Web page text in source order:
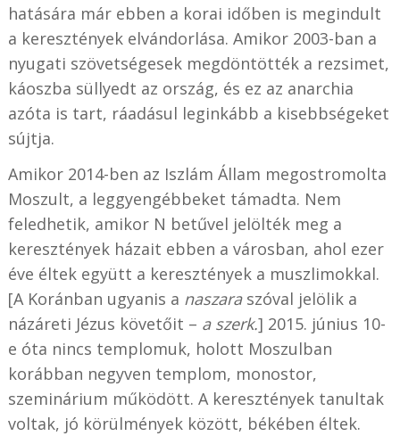
hatására már ebben a korai időben is megindult
a keresztények elvándorlása. Amikor 2003-ban a
nyugati szövetségesek megdöntötték a rezsimet,
káoszba süllyedt az ország, és ez az anarchia
azóta is tart, ráadásul leginkább a kisebbségeket
sújtja.
Amikor 2014-ben az Iszlám Állam megostromolta
Moszult, a leggyengébbeket támadta. Nem
feledhetik, amikor N betűvel jelölték meg a
keresztények házait ebben a városban, ahol ezer
éve éltek együtt a keresztények a muszlimokkal.
[A Koránban ugyanis a naszaraszóval jelölik a
názáreti Jézus követőit – a szerk.] 2015. június 10-
e óta nincs templomuk, holott Moszulban
korábban negyven templom, monostor,
szeminárium működött. A keresztények tanultak
voltak, jó körülmények között, békében éltek.